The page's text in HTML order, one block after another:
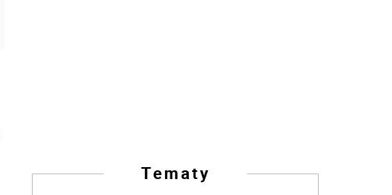
Tematy